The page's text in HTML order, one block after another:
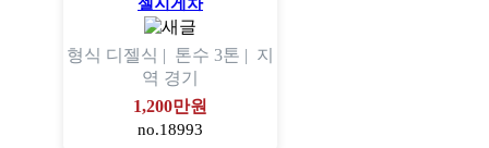
형식 디젤식 | 톤수 3톤 | 지
역 경기
1,200만원
no.18993